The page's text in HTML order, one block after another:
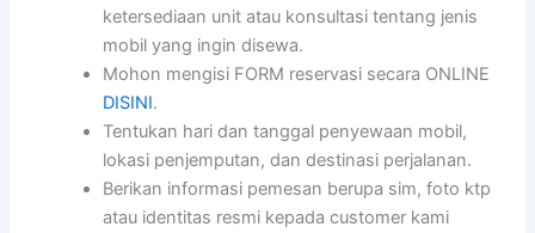
ketersediaan unit atau konsultasi tentang jenis
mobil yang ingin disewa.
Mohon mengisi FORM reservasi secara ONLINE
DISINI.
Tentukan hari dan tanggal penyewaan mobil,
lokasi penjemputan, dan destinasi perjalanan.
Berikan informasi pemesan berupa sim, foto ktp
atau identitas resmi kepada customer kami